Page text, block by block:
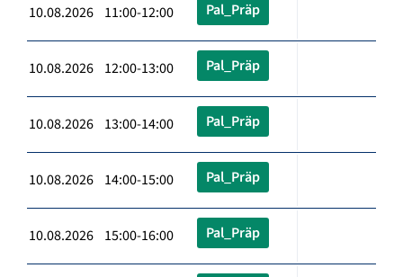
10.08.2026 11:00-12:00 Pal_Präp
10.08.2026 12:00-13:00 Pal_Präp
10.08.2026 13:00-14:00 Pal_Präp
10.08.2026 14:00-15:00 Pal_Präp
10.08.2026 15:00-16:00 Pal_Präp